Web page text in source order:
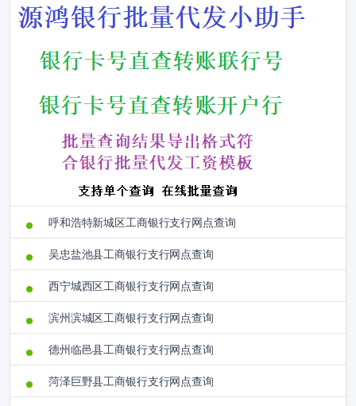
呼和浩特新城区工商银行支行网点查询
吴忠盐池县工商银行支行网点查询
西宁城西区工商银行支行网点查询
滨州滨城区工商银行支行网点查询
德州临邑县工商银行支行网点查询
菏泽巨野县工商银行支行网点查询